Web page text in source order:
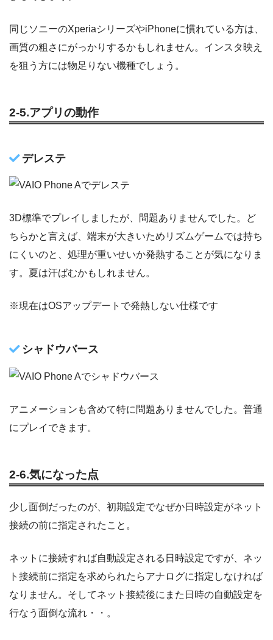
同じソニーのXperiaシリーズやiPhoneに慣れている方は、
画質の粗さにがっかりするかもしれません。インスタ映え
を狙う方には物足りない機種でしょう。
2-5.アプリの動作
デレステ
3D標準でプレイしましたが、問題ありませんでした。ど
ちらかと言えば、端末が大きいためリズムゲームでは持ち
にくいのと、処理が重いせいか発熱することが気になりま
す。夏は汗ばむかもしれません。
※現在はOSアップデートで発熱しない仕様です
シャドウバース
アニメーションも含めて特に問題ありませんでした。普通
にプレイできます。
2-6.気になった点
少し面倒だったのが、初期設定でなぜか日時設定がネット
接続の前に指定されたこと。
ネットに接続すれば自動設定される日時設定ですが、ネッ
ト接続前に指定を求められたらアナログに指定しなければ
なりません。そしてネット接続後にまた日時の自動設定を
行なう面倒な流れ・・。